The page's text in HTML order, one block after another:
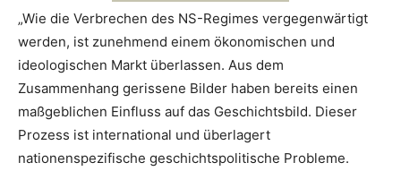
„Wie die Verbrechen des NS-Regimes vergegenwärtigt
werden, ist zunehmend einem ökonomischen und
ideologischen Markt überlassen. Aus dem
Zusammenhang gerissene Bilder haben bereits einen
maßgeblichen Einfluss auf das Geschichtsbild. Dieser
Prozess ist international und überlagert
nationenspezifische geschichtspolitische Probleme.